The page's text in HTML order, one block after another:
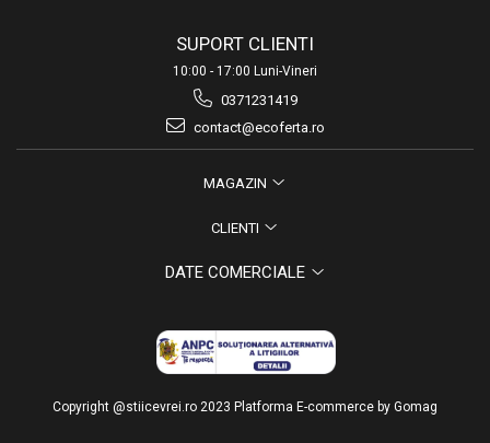
SUPORT CLIENTI
10:00 - 17:00 Luni-Vineri
0371231419
contact@ecoferta.ro
MAGAZIN
CLIENTI
DATE COMERCIALE
Copyright @stiicevrei.ro 2023 Platforma E-commerce by Gomag